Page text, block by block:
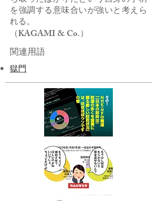
を強調する意味合いが強いと考えら
れる。
（KAGAMI & Co.）
関連用語
獄門